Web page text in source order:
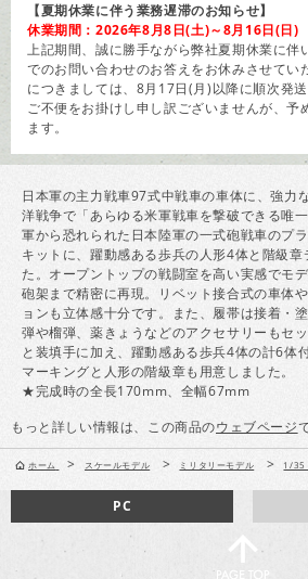
【夏期休業に伴う業務遅滞のお知らせ】
休業期間：2026年8月8日(土)～8月16日(日)
上記期間、誠に勝手ながら弊社夏期休業に伴
でのお問い合わせのお答えをお休みさせてい
につきましては、8月17日(月)以降に順次発送
ご不便をお掛けし申し訳ございませんが、予
ます。
日本軍の主力戦車97式中戦車の車体に、強力
洋戦争で「あらゆる米軍戦車を撃破できる唯
軍から恐れられた日本陸軍の一式砲戦車のプ
キットに、躍動感ある歩兵の人形4体と階級
た。オープントップの戦闘室を高い実感でモ
砲架まで精密に再現。リベット接合式の車体
ョンも立体感十分です。また、履帯は接着・
弾や榴弾、薬きょうなどのアクセサリーもセ
と装填手に加え、躍動感ある歩兵4体の計6体
マーキングと人形の階級章も用意しました。
★完成時の全長170mm、全幅67mm
もっと詳しい情報は、この商品のウェブページ
ホーム > スケールモデル > ミリタリーモデル > 1/35
PC